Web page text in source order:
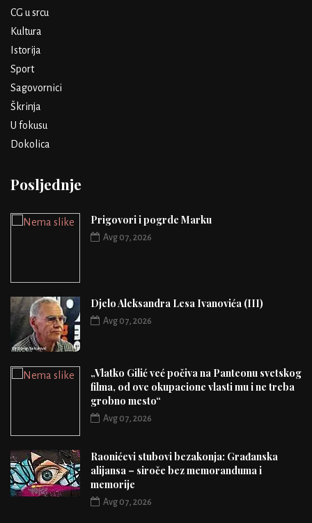
CG u srcu
Kultura
Istorija
Sport
Sagovornici
Škrinja
U fokusu
Dokolica
Posljednje
Prigovori i pogrde Marku
Avg 07, 2026
Djelo Aleksandra Lesa Ivanovića (III)
Avg 07, 2026
„Vlatko Gilić već počiva na Panteonu svetskog
filma, od ove okupacione vlasti mu i ne treba
grobno mesto“
Avg 07, 2026
Raonićevi stubovi bezakonja: Građanska
alijansa – siroče bez memoranduma i
memorije
Avg 07, 2026